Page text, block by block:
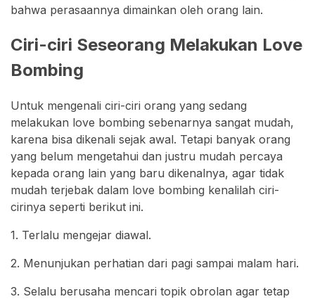
bahwa perasaannya dimainkan oleh orang lain.
Ciri-ciri Seseorang Melakukan Love
Bombing
Untuk mengenali ciri-ciri orang yang sedang
melakukan love bombing sebenarnya sangat mudah,
karena bisa dikenali sejak awal. Tetapi banyak orang
yang belum mengetahui dan justru mudah percaya
kepada orang lain yang baru dikenalnya, agar tidak
mudah terjebak dalam love bombing kenalilah ciri-
cirinya seperti berikut ini.
1. Terlalu mengejar diawal.
2. Menunjukan perhatian dari pagi sampai malam hari.
3. Selalu berusaha mencari topik obrolan agar tetap